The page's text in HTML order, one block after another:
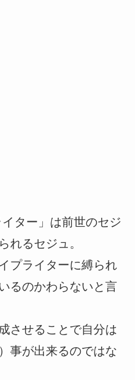
ター」は前世のセジ
れるセジュ。
プライターに縛られ
るのかわらないと言
させることで自分は
事が出来るのではな